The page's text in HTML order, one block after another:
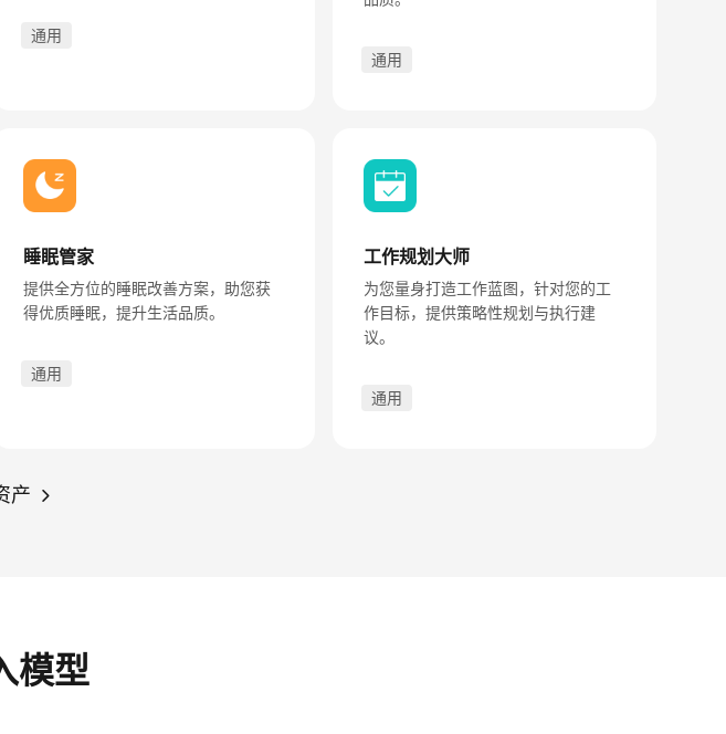
通用
通用
睡眠管家
提供全方位的睡眠改善方案，助您获
得优质睡眠，提升生活品质。
通用
工作规划大师
为您量身打造工作蓝图，针对您的工
作目标，提供策略性规划与执行建
议。
通用
产
模型